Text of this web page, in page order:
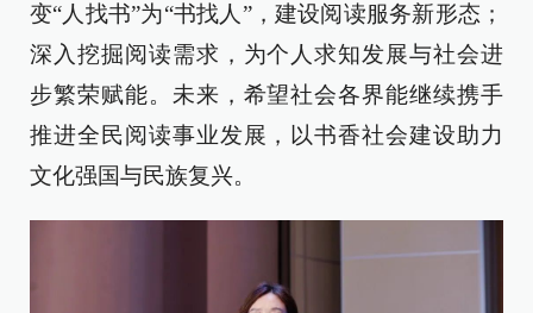
变“人找书”为“书找人”，建设阅读服务新形态；
深入挖掘阅读需求，为个人求知发展与社会进
步繁荣赋能。未来，希望社会各界能继续携手
推进全民阅读事业发展，以书香社会建设助力
文化强国与民族复兴。